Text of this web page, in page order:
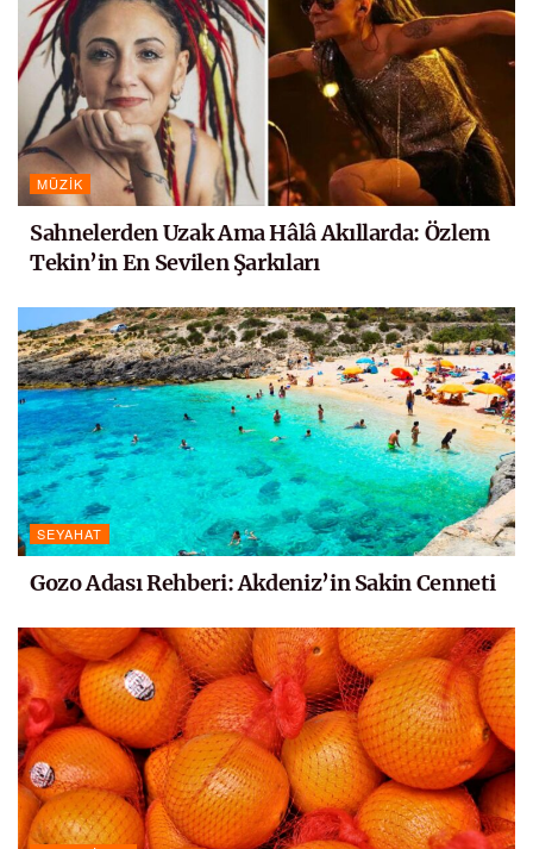
MÜZIK
Sahnelerden Uzak Ama Hâlâ Akıllarda: Özlem
Tekin’in En Sevilen Şarkıları
SEYAHAT
Gozo Adası Rehberi: Akdeniz’in Sakin Cenneti